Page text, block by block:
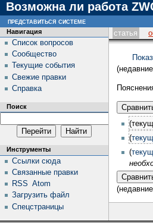
Возможна ли работа
статья
(
(
Навигация
Список вопросов
Сообщество
Текущие события
Свежие правки
Справка
Поиск
Инструменты
Ссылки сюда
Связанные правки
RSS Atom
Загрузить файл
Спецстраницы
представиться системе